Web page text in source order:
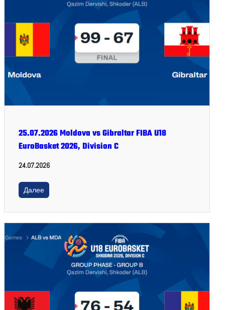
25.07.2026 Moldova vs Gibraltar FIBA U18
EuroBasket 2026, Division C
24.07.2026
Далее